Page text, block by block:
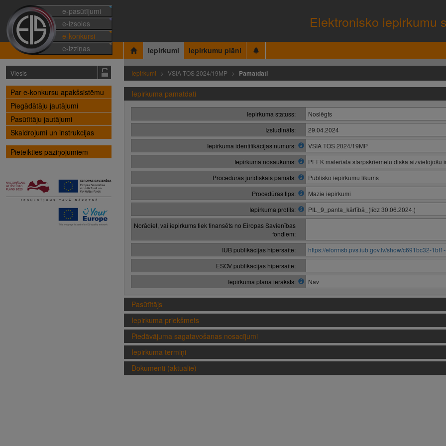
e-pasūtījumi
e-izsoles
e-konkursi
e-izziņas
Elektronisko iepirkumu
Iepirkumi Iepirkumu plāni
Viesis
Par e-konkursu apakšsistēmu
Piegādātāju jautājumi
Pasūtītāju jautājumi
Skaidrojumi un instrukcijas
Pieteikties paziņojumiem
Iepirkumi VSIA TOS 2024/19MP Pamatdati
Iepirkuma pamatdati
Iepirkuma statuss:
Noslēgts
Izsludināts:
29.04.2024
Iepirkuma identifikācijas numurs:
VSIA TOS 2024/19MP
Iepirkuma nosaukums:
PEEK materiāla starpskriemeļu diska
Procedūras juridiskais pamats:
Publisko iepirkumu likums
Procedūras tips:
Mazie iepirkumi
Iepirkuma profils:
PIL_9_panta_kārtībā_(līdz 30.06.2024.)
Norādiet, vai iepirkums tiek finansēts no Eiropas Savienības
fondiem:
IUB publikācijas hipersaite:
https://eformsb.pvs.iub.gov.lv/show/c691bc32-
ESOV publikācijas hipersaite:
Iepirkuma plāna ieraksts:
Nav
Pasūtītājs
Iepirkuma priekšmets
Piedāvājuma sagatavošanas nosacījumi
Iepirkuma termiņi
Dokumenti (aktuālie)